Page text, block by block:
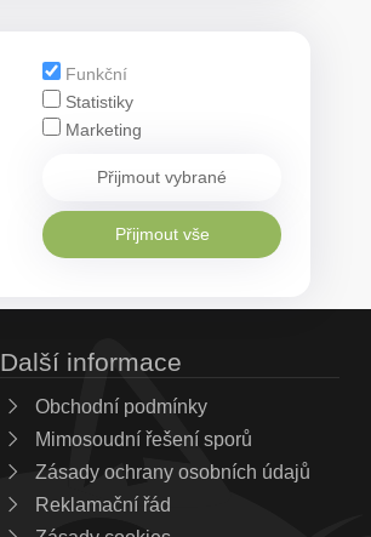
Funkční
Statistiky
Marketing
Přijmout vybrané
Přijmout vše
Další informace
Obchodní podmínky
Mimosoudní řešení sporů
Zásady ochrany osobních údajů
Reklamační řád